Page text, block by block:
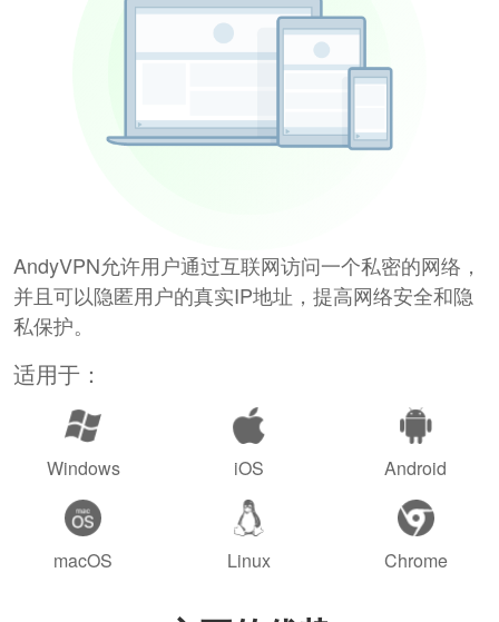
AndyVPN允许用户通过互联网访问一个私密的网络，
并且可以隐匿用户的真实IP地址，提高网络安全和隐
私保护。
适用于：
Windows iOS Android
macOS Linux Chrome